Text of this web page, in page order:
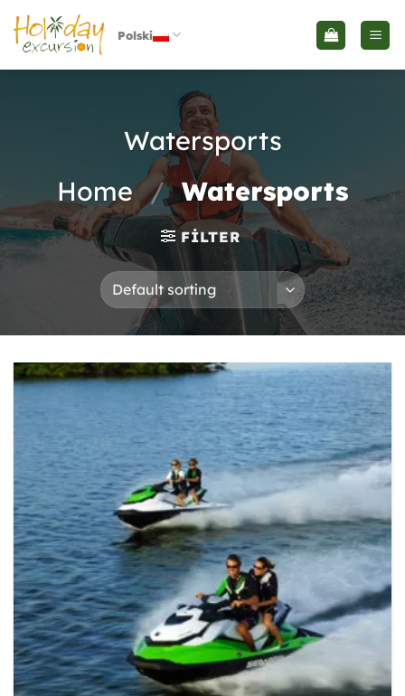
Skip
content
Polski
Watersports
Home / Watersports
FILTER